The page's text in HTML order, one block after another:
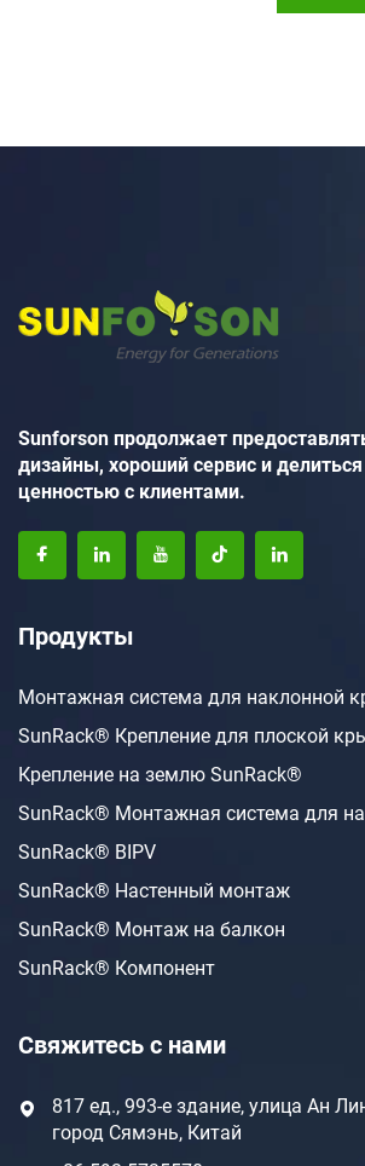
Sunforson продолжает
дизайны, хороший сервис и
ценностью с клиентами.
Продукты
Монтажная система для наклонной
SunRack® Крепление для плоской
Крепление на землю SunRack®
SunRack® Монтажная система для
SunRack® BIPV
SunRack® Настенный монтаж
SunRack® Монтаж на балкон
SunRack® Компонент
Свяжитесь с нами
817 ед., 993-е здание, улица Ан
город Сямэнь, Китай